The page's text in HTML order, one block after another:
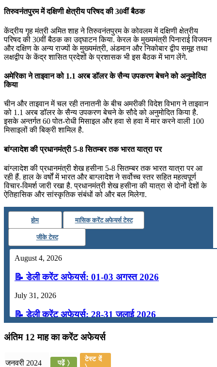
तिरुवनंतपुरम में दक्षिणी क्षेत्रीय परिषद की 30वीं बैठक
केंद्रीय गृह मंत्री अमित शाह ने तिरुवनंतपुरम के कोवलम में दक्षिणी क्षेत्रीय
परिषद की 30वीं बैठक का उद्घाटन किया. केरल के मुख्यमंत्री पिनाराई विजयन
और दक्षिण के अन्‍य राज्यों के मुख्यमंत्री, अंडमान और निकोबार द्वीप समूह तथा
लक्षद्वीप के केंद्र शासित प्रदेशों के प्रशासक भी इस बैठक में भाग लेंगे.
अमेरिका ने ताइवान को 1.1 अरब डॉलर के सैन्य उपकरण बेचने को अनुमोदित
किया
चीन और ताइवान में चल रही तनातनी के बीच अमरीकी विदेश विभाग ने ताइवान
को 1.1 अरब डॉलर के सैन्य उपकरण बेचने के सौदे को अनुमोदित किया है.
इसके अन्तर्गत 60 पोत-रोधी मिसाइल और हवा से हवा में मार करने वाली 100
मिसाइलों की बिक्री शामिल है.
बांग्‍लादेश की प्रधानमंत्री 5-8 सितम्‍बर तक भारत यात्रा पर
बांग्‍लादेश की प्रधानमंत्री शेख हसीना 5-8 सितम्‍बर तक भारत यात्रा पर आ
रही हैं. हाल के वर्षों में भारत और बाग्‍लादेश ने सर्वोच्च स्‍तर सहित महत्वपूर्ण
विचार-विमर्श जारी रखा है. प्रधानमंत्री शेख हसीना की यात्रा से दोनों देशों के
ऐतिहासिक और सांस्‍कृतिक संबंधों को और बल मिलेगा.
होम मासिक करेंट अफेयर्स टेस्ट
जीके टेस्ट
August 4, 2026
📝 डेली करेंट अफेयर्स: 01-03 अगस्त 2026
July 31, 2026
📝 डेली करेंट अफेयर्स: 28-31 जुलाई 2026
July 28, 2026
📝 डेली करेंट अफेयर्स: 25-27 जुलाई 2026
अंतिम 12 माह का करेंट अफेयर्स
जनवरी 2024 पढ़ें 〉
टेस्ट दें